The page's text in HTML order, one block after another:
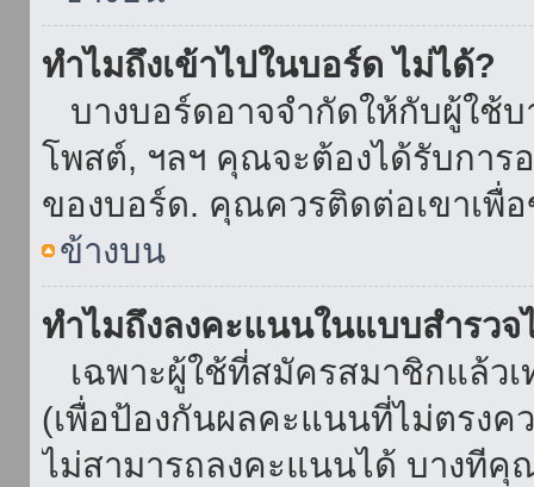
ทำไมถึงเข้าไปในบอร์ด ไม่ได้?
บางบอร์ดอาจจำกัดให้กับผู้ใช้บ
โพสต์, ฯลฯ คุณจะต้องได้รับการ
ของบอร์ด. คุณควรติดต่อเขาเพื่
ข้างบน
ทำไมถึงลงคะแนนในแบบสำรวจ
เฉพาะผู้ใช้ที่สมัครสมาชิกแล้ว
(เพื่อป้องกันผลคะแนนที่ไม่ตรง
ไม่สามารถลงคะแนนได้ บางที